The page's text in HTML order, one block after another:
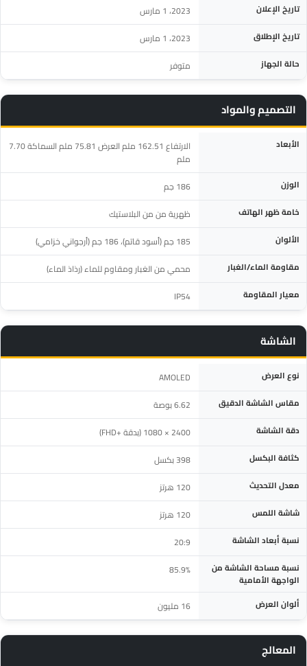
تاريخ الإعلان 2023، 1 مارس
تاريخ الإطلاق 2023، 1 مارس
حالة الجهاز متوفر
التصميم والمواد
المواصفة
الأبعاد
الارتفاع 162.51 ملم العرض 75.81 ملم السماكة 7.70
ملم
الوزن 186 جم
خامة ظهر الهاتف ظهرية من من البلاستيك
الألوان 185 جم (أسود قاتم)، 186 جم (أرجواني خزامي)
مقاومة الماء/الغبار محمي من الغبار ومقاوم للماء (رذاذ الماء)
معيار المقاومة IP54
الشاشة
المواصفة
نوع العرض AMOLED
مقاس الشاشة الدقيق 6.62 بوصة
دقة الشاشة 2400 × 1080 (بدقة FHD+‎)
كثافة البكسل 398 بكسل
معدل التحديث 120 هرتز
شاشة اللمس 120 هرتز
نسبة أبعاد الشاشة 20:9
نسبة مساحة الشاشة من
الواجهة الأمامية
85.9%
ألوان العرض 16 مليون
المعالج